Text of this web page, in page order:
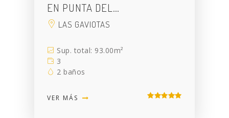
EN PUNTA DEL…
LAS GAVIOTAS
Sup. total: 93.00m²
3
2 baños
VER MÁS